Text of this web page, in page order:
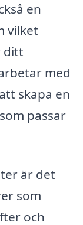
en
vilket
ditt
med
skapa en
passar
är det
som
och